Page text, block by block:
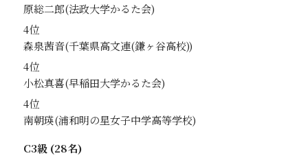
原総二郎
4位
森泉茜音
4位
小松真喜
4位
南朝瑛
C3級 (28名)